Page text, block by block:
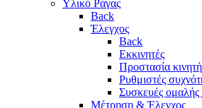
Υλικό Ράγας
Back
Έλεγχος
Back
Εκκινητές
Προστασία
Ρυθμιστές
Συσκευές ομαλής
Μέτρηση & Έλεγχος